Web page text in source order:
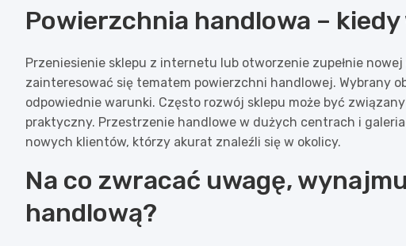
Powierzchnia handlowa –
Przeniesienie sklepu z internetu lub otworzenie zupełnie
zainteresować się tematem powierzchni handlowej. Wybrany
odpowiednie warunki. Często rozwój sklepu może być
praktyczny. Przestrzenie handlowe w dużych centrach i
nowych klientów, którzy akurat znaleźli się w okolicy.
Na co zwracać uwagę,
handlową?